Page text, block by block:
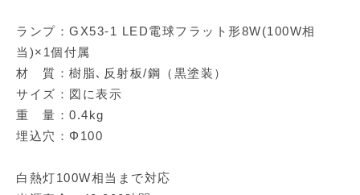
ランプ：GX53-1 LED電球フラット形8W(100W相
当)×1個付属
材 質：樹脂､反射板/鋼（黒塗装）
サイズ：図に表示
重 量：0.4kg
埋込穴：Φ100
白熱灯100W相当まで対応